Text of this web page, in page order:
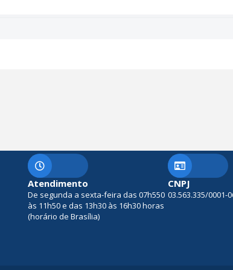
Atendimento
De segunda a sexta-feira das 07h550
às 11h50 e das 13h30 às 16h30 horas
(horário de Brasília)
CNPJ
03.563.335/0001-